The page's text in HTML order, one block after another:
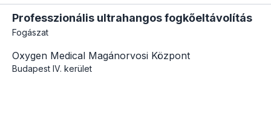
Professzionális ultrahangos fogkőeltávolítás
Fogászat
Oxygen Medical Magánorvosi Központ
Budapest IV. kerület